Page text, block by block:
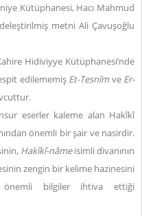
Kütüphanesi, Hacı Mahmud
metni Ali Çavuşoğlu
Hidiviyye Kütüphanesi’nde
edilememiş Et-Tesnîmve Er-
eserler kaleme alan Hakîkî
önemli bir şair ve nasirdir.
Hakîkî-nâmeisimli divanının
zengin bir kelime hazinesini
önemli bilgiler ihtiva ettiği